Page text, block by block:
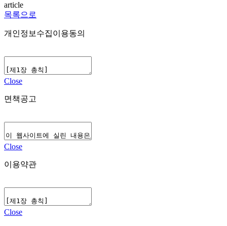
article
목록으로
개인정보수집이용동의
Close
면책공고
Close
이용약관
Close